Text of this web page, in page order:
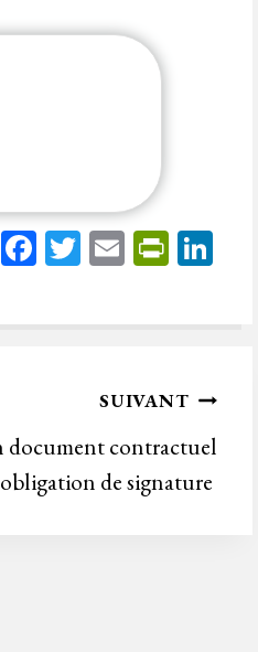
situation
Fa
bo
T
tt
E
ail
Pr
tF
n
y
ed
SUIVANT
contractuel
de signature